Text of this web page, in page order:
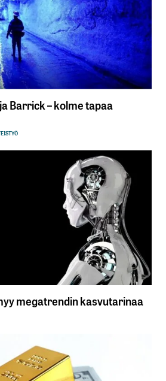
Barrick – kolme tapaa
megatrendin kasvutarinaa